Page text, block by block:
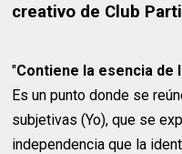
creativo de Club
"Contiene la esencia de
Es un punto donde se
subjetivas (Yo), que se
independencia que la